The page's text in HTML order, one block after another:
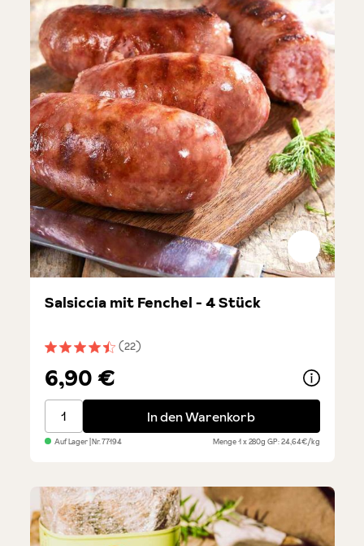
Durchschnittliche Bewertung von 4.5 von 5 Sternen
(22)
Salsiccia mit Fenchel - 4 Stück
6,90 €
Salsiccia mit Fenchel - 4 Stück
In den Warenkorb
Auf Lager| Nr.77194 Menge1 x 280gGP: 24,64€/kg